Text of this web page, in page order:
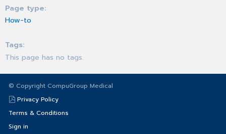
Page type
How-to
Tags
This page has no tags.
© Copyright CompuGroup Medical
Privacy Policy
Terms & Conditions
Sign in